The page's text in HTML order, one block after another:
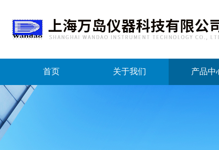
首页 关于我们 产品中